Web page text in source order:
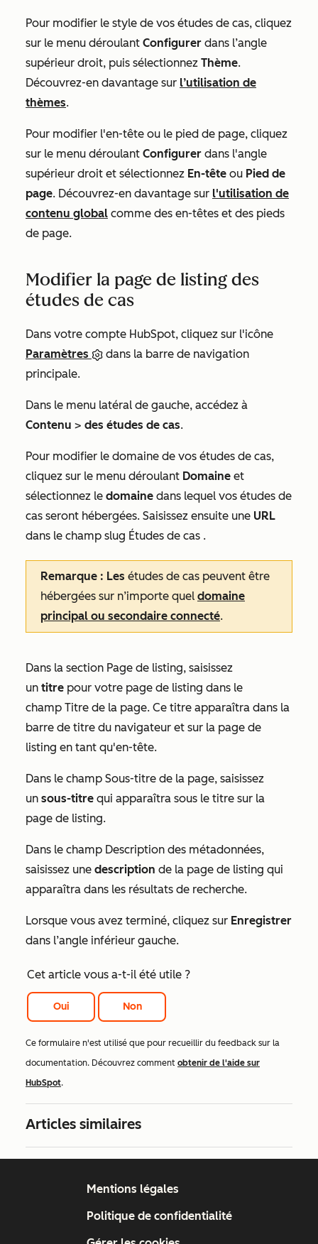
Pour modifier le style de vos études de cas, cliquez
sur le menu déroulant Configurer dans l’angle
supérieur droit, puis sélectionnez Thème.
Découvrez-en davantage sur l’utilisation de
thèmes.
Pour modifier l'en-tête ou le pied de page, cliquez
sur le menu déroulant Configurer dans l'angle
supérieur droit et sélectionnez En-tête ou Pied de
page. Découvrez-en davantage sur l'utilisation de
contenu global comme des en-têtes et des pieds
de page.
Modifier la page de listing des
études de cas
Dans votre compte HubSpot, cliquez sur l'icône
Paramètres
dans la barre de navigation
principale.
Dans le menu latéral de gauche, accédez à
Contenu > des études de cas.
Pour modifier le domaine de vos études de cas,
cliquez sur le menu déroulant Domaine et
sélectionnez le domaine dans lequel vos études de
cas seront hébergées. Saisissez ensuite une URL
dans le champ slug Études de cas .
Remarque : Les études de cas peuvent être
hébergées sur n’importe quel domaine
principal ou secondaire connecté.
Dans la section Page de listing, saisissez
un titre pour votre page de listing dans le
champ Titre de la page. Ce titre apparaîtra dans la
barre de titre du navigateur et sur la page de
listing en tant qu'en-tête.
Dans le champ Sous-titre de la page, saisissez
un sous-titre qui apparaîtra sous le titre sur la
page de listing.
Dans le champ Description des métadonnées,
saisissez une description de la page de listing qui
apparaîtra dans les résultats de recherche.
Lorsque vous avez terminé, cliquez sur Enregistrer
dans l’angle inférieur gauche.
Cet article vous a-t-il été utile ?
Oui Non
Ce formulaire n'est utilisé que pour recueillir du feedback sur la
documentation. Découvrez comment obtenir de l'aide sur
HubSpot.
Articles similaires
Mentions légales
Politique de confidentialité